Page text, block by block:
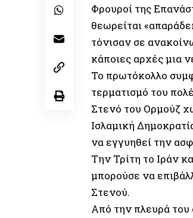
Φρουροί της
θεωρείται
τόνισαν σε
κάποιες αρχές μια
Το πρωτόκολλο
τερματισμό του
Στενό του Ορμούζ
Ισλαμική
να εγγυηθεί την
Την Τρίτη το Ιράν
μπορούσε να
Στενού.
Από την πλευρά